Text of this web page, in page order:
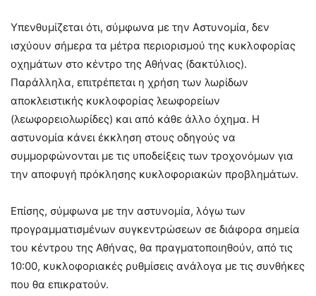
Υπενθυμίζεται ότι, σύμφωνα με την Αστυνομία, δεν
ισχύουν σήμερα τα μέτρα περιορισμού της κυκλοφορίας
οχημάτων στο κέντρο της Αθήνας (δακτύλιος).
Παράλληλα, επιτρέπεται η χρήση των λωρίδων
αποκλειστικής κυκλοφορίας λεωφορείων
(λεωφορειολωρίδες) και από κάθε άλλο όχημα. Η
αστυνομία κάνει έκκληση στους οδηγούς να
συμμορφώνονται με τις υποδείξεις των τροχονόμων για
την αποφυγή πρόκλησης κυκλοφοριακών προβλημάτων.
Επίσης, σύμφωνα με την αστυνομία, λόγω των
προγραμματισμένων συγκεντρώσεων σε διάφορα σημεία
του κέντρου της Αθήνας, θα πραγματοποιηθούν, από τις
10:00, κυκλοφοριακές ρυθμίσεις ανάλογα με τις συνθήκες
που θα επικρατούν.